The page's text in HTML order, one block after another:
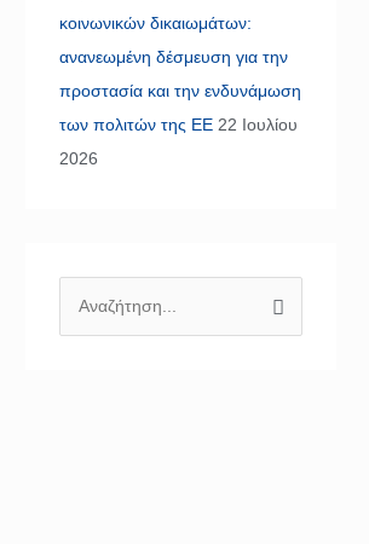
κοινωνικών δικαιωμάτων:
ανανεωμένη δέσμευση για την
προστασία και την ενδυνάμωση
των πολιτών της ΕΕ 22 Ιουλίου
2026